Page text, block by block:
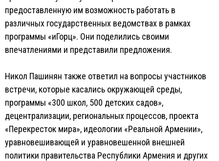
предоставленную им возможность работать в
различных государственных ведомствах в рамках
программы «иГорц». Они поделились своими
впечатлениями и представили предложения.
Никол Пашинян также ответил на вопросы участников
встречи, которые касались окружающей среды,
программы «300 школ, 500 детских садов»,
децентрализации, региональных процессов, проекта
«Перекресток мира», идеологии «Реальной Армении»,
уравновешивающей и уравновешенной внешней
политики правительства Республики Армения и других